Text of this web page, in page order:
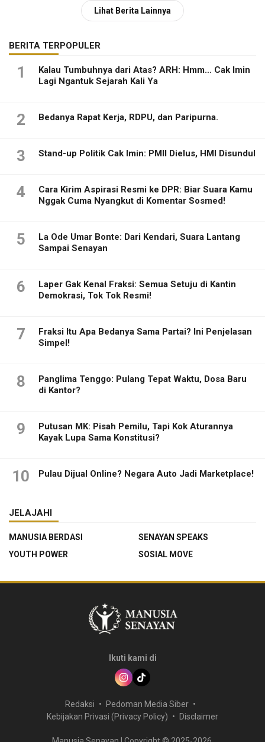
Lihat Berita Lainnya
BERITA TERPOPULER
1
Kalau Tumbuhnya dari Atas? ARH: Hmm… Cak Imin
Lagi Ngantuk Sejarah Kali Ya
2 Bedanya Rapat Kerja, RDPU, dan Paripurna.
3 Stand-up Politik Cak Imin: PMII Dielus, HMI Disundul
4
Cara Kirim Aspirasi Resmi ke DPR: Biar Suara Kamu
Nggak Cuma Nyangkut di Komentar Sosmed!
5
La Ode Umar Bonte: Dari Kendari, Suara Lantang
Sampai Senayan
6
Laper Gak Kenal Fraksi: Semua Setuju di Kantin
Demokrasi, Tok Tok Resmi!
7
Fraksi Itu Apa Bedanya Sama Partai? Ini Penjelasan
Simpel!
8
Panglima Tenggo: Pulang Tepat Waktu, Dosa Baru
di Kantor?
9
Putusan MK: Pisah Pemilu, Tapi Kok Aturannya
Kayak Lupa Sama Konstitusi?
10 Pulau Dijual Online? Negara Auto Jadi Marketplace!
JELAJAHI
MANUSIA BERDASI
SENAYAN SPEAKS
YOUTH POWER
SOSIAL MOVE
Ikuti kami di
Redaksi
Pedoman Media Siber
Kebijakan Privasi (Privacy Policy)
Disclaimer